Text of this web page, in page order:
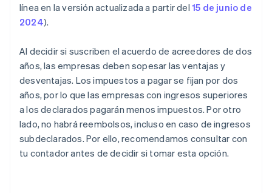
línea en la versión actualizada a partir del 15 de junio de
2024).
Al decidir si suscriben el acuerdo de acreedores de dos
años, las empresas deben sopesar las ventajas y
desventajas. Los impuestos a pagar se fijan por dos
años, por lo que las empresas con ingresos superiores
a los declarados pagarán menos impuestos. Por otro
lado, no habrá reembolsos, incluso en caso de ingresos
subdeclarados. Por ello, recomendamos consultar con
tu contador antes de decidir si tomar esta opción.